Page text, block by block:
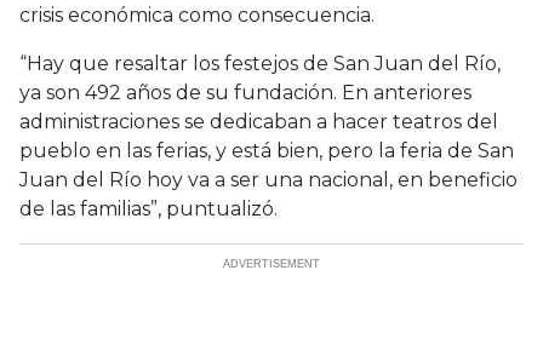
crisis económica como consecuencia.
“Hay que resaltar los festejos de San Juan del Río,
ya son 492 años de su fundación. En anteriores
administraciones se dedicaban a hacer teatros del
pueblo en las ferias, y está bien, pero la feria de San
Juan del Río hoy va a ser una nacional, en beneficio
de las familias”, puntualizó.